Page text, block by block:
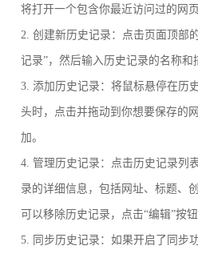
将打开一个包含你最近访问过的网页
2. 创建新历史记录：点击页面顶部
记录”，然后输入历史记录的名称和
3. 添加历史记录：将鼠标悬停在历
头时，点击并拖动到你想要保存的
加。
4. 管理历史记录：点击历史记录列
录的详细信息，包括网址、标题、
可以移除历史记录，点击“编辑”按
5. 同步历史记录：如果开启了同步